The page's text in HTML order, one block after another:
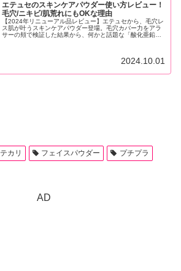
エテュセのスキンケアパウダー使い方レビュー！
毛穴/ニキビ/肌荒れにもOKな理由
【2024年リニューアル品レビュー】エテュセから、毛穴レ
ス肌が叶うスキンケアパウダー登場。毛穴カバー力をアラ
サーの頬で検証した結果から、何かと話題な「酸化亜鉛」
2024.10.01
テカリ フェイスパウダー
プチプラ
AD